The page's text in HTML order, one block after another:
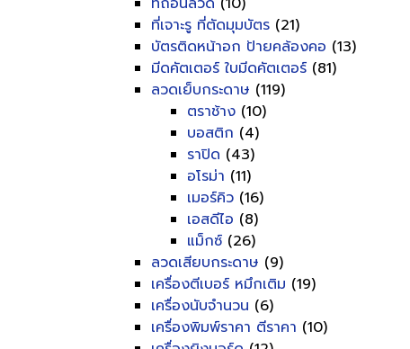
ที่เจาะรู ที่ตัดมุมบัตร (21)
บัตรติดหน้าอก ป้ายคล้องคอ (13)
มีดคัตเตอร์ ใบมีดคัตเตอร์ (81)
ลวดเย็บกระดาษ (119)
ตราช้าง (10)
บอสติก (4)
ราปิด (43)
อโรม่า (11)
เมอร์คิว (16)
เอสดีไอ (8)
แม็กซ์ (26)
ลวดเสียบกระดาษ (9)
เครื่องตีเบอร์ หมึกเติม (19)
เครื่องนับจำนวน (6)
เครื่องพิมพ์ราคา ตีราคา (10)